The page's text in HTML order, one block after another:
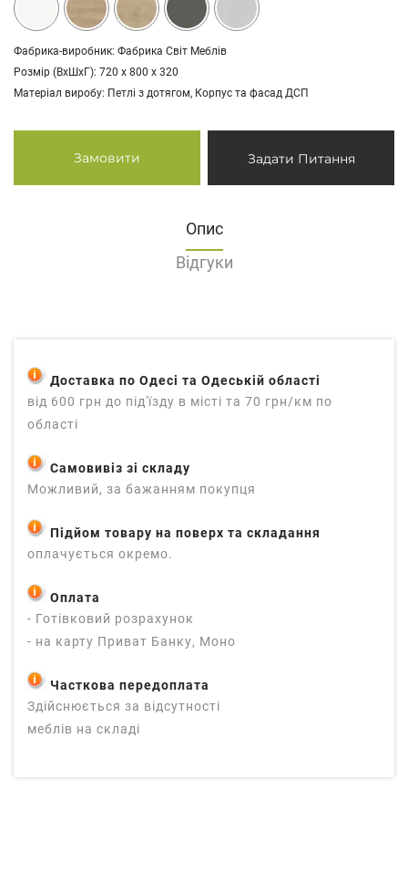
Фабрика-виробник: Фабрика Світ Меблів
Розмір (ВхШхГ): 720 х 800 х 320
Матеріал виробу: Петлі з дотягом, Корпус та фасад ДСП
Замовити Задати Питання
Доставка по Одесі та Одеській області
від 600 грн до під'їзду в місті та 70 грн/км по
області
Самовивіз зі складу
Можливий, за бажанням покупця
Підйом товару на поверх та складання
оплачується окремо.
Оплата
- Готівковий розрахунок
- на карту Приват Банку, Моно
Часткова передоплата
Здійснюється за відсутності
меблів на складі
Опис
Відгуки